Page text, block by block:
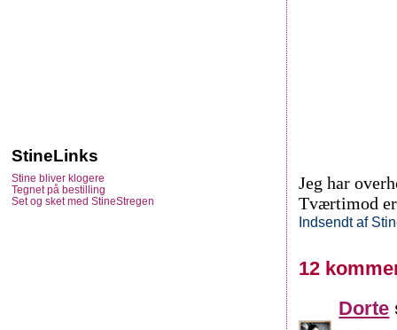
Jeg har
Tværtimod er
Indsendt af
12
Dorte
StineLinks
Stine bliver klogere
Tegnet på bestilling
Set og sket med StineStregen